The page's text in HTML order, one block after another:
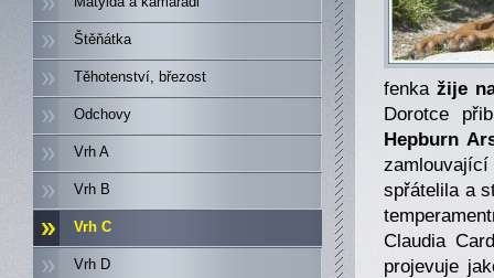
Štěňátka
Těhotenství, březost
Odchovy
Vrh A
Vrh B
Vrh C
Vrh D
fenka žije
Dorotce
Hepburn
spřátelila a
Claudia
projevuje